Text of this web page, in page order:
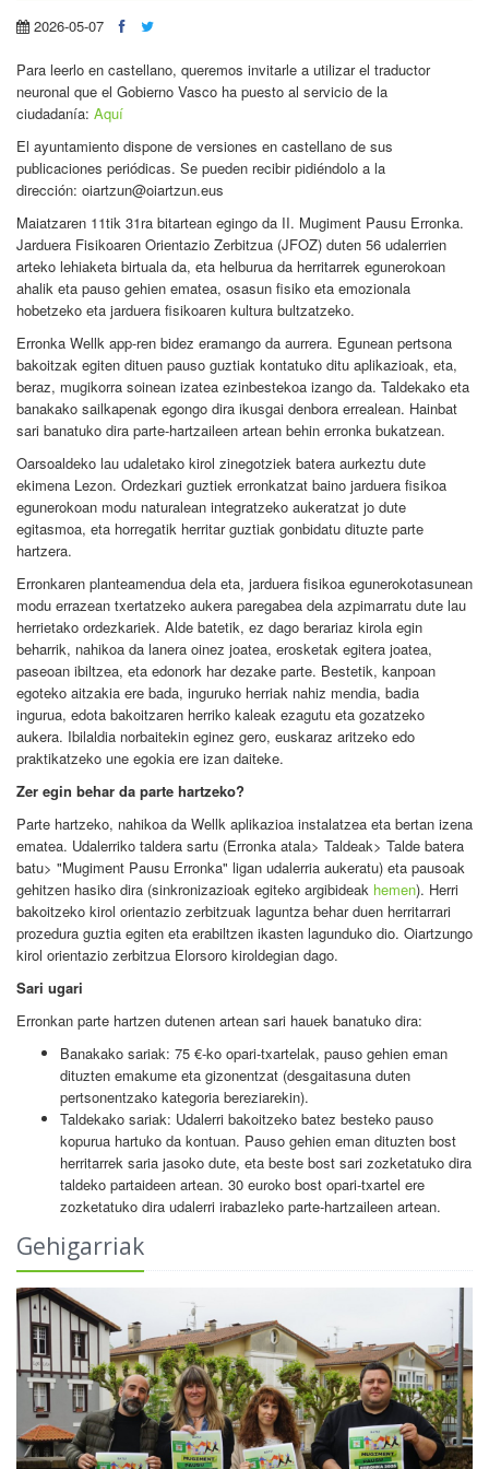
2026-05-07
Para leerlo en castellano, queremos invitarle a utilizar el traductor
neuronal que el Gobierno Vasco ha puesto al servicio de la
ciudadanía: Aquí
El ayuntamiento dispone de versiones en castellano de sus
publicaciones periódicas. Se pueden recibir pidiéndolo a la
dirección: oiartzun@oiartzun.eus
Maiatzaren 11tik 31ra bitartean egingo da II. Mugiment Pausu Erronka.
Jarduera Fisikoaren Orientazio Zerbitzua (JFOZ) duten 56 udalerrien
arteko lehiaketa birtuala da, eta helburua da herritarrek egunerokoan
ahalik eta pauso gehien ematea, osasun fisiko eta emozionala
hobetzeko eta jarduera fisikoaren kultura bultzatzeko.
Erronka Wellk app-ren bidez eramango da aurrera. Egunean pertsona
bakoitzak egiten dituen pauso guztiak kontatuko ditu aplikazioak, eta,
beraz, mugikorra soinean izatea ezinbestekoa izango da. Taldekako eta
banakako sailkapenak egongo dira ikusgai denbora errealean. Hainbat
sari banatuko dira parte-hartzaileen artean behin erronka bukatzean.
Oarsoaldeko lau udaletako kirol zinegotziek batera aurkeztu dute
ekimena Lezon. Ordezkari guztiek erronkatzat baino jarduera fisikoa
egunerokoan modu naturalean integratzeko aukeratzat jo dute
egitasmoa, eta horregatik herritar guztiak gonbidatu dituzte parte
hartzera.
Erronkaren planteamendua dela eta, jarduera fisikoa egunerokotasunean
modu errazean txertatzeko aukera paregabea dela azpimarratu dute lau
herrietako ordezkariek. Alde batetik, ez dago berariaz kirola egin
beharrik, nahikoa da lanera oinez joatea, erosketak egitera joatea,
paseoan ibiltzea, eta edonork har dezake parte. Bestetik, kanpoan
egoteko aitzakia ere bada, inguruko herriak nahiz mendia, badia
ingurua, edota bakoitzaren herriko kaleak ezagutu eta gozatzeko
aukera. Ibilaldia norbaitekin eginez gero, euskaraz aritzeko edo
praktikatzeko une egokia ere izan daiteke.
Zer egin behar da parte hartzeko?
Parte hartzeko, nahikoa da Wellk aplikazioa instalatzea eta bertan izena
ematea. Udalerriko taldera sartu (Erronka atala> Taldeak> Talde batera
batu> "Mugiment Pausu Erronka" ligan udalerria aukeratu) eta pausoak
gehitzen hasiko dira (sinkronizazioak egiteko argibideak hemen). Herri
bakoitzeko kirol orientazio zerbitzuak laguntza behar duen herritarrari
prozedura guztia egiten eta erabiltzen ikasten lagunduko dio. Oiartzungo
kirol orientazio zerbitzua Elorsoro kiroldegian dago.
Sari ugari
Erronkan parte hartzen dutenen artean sari hauek banatuko dira:
Banakako sariak: 75 €-ko opari-txartelak, pauso gehien eman
dituzten emakume eta gizonentzat (desgaitasuna duten
pertsonentzako kategoria bereziarekin).
Taldekako sariak: Udalerri bakoitzeko batez besteko pauso
kopurua hartuko da kontuan. Pauso gehien eman dituzten bost
herritarrek saria jasoko dute, eta beste bost sari zozketatuko dira
taldeko partaideen artean. 30 euroko bost opari-txartel ere
zozketatuko dira udalerri irabazleko parte-hartzaileen artean.
Gehigarriak